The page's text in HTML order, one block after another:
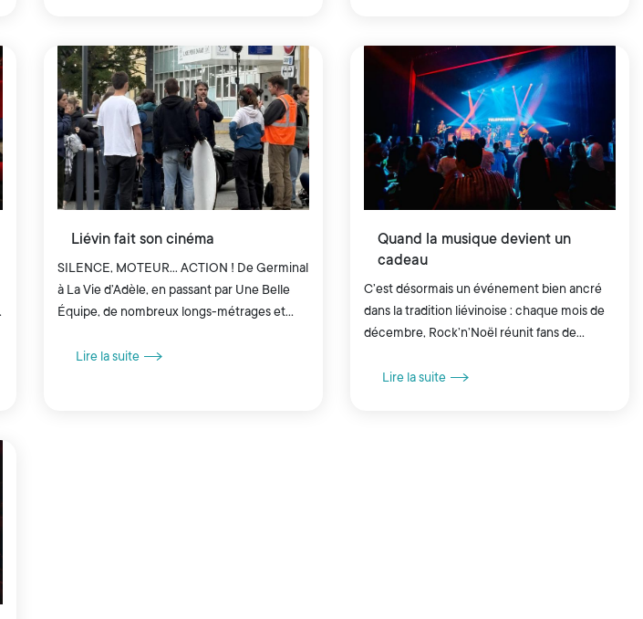
Liévin fait son cinéma
SILENCE, MOTEUR... ACTION ! De Germinal
à La Vie d’Adèle, en passant par Une Belle
Équipe, de nombreux longs-métrages et
véritable engouement...
Lire la suite
Quand la musique devient un
cadeau
C’est désormais un événement bien ancré
dans la tradition liévinoise : chaque mois de
décembre, Rock’n’Noël réunit fans de
festive, chaleureuse et...
Lire la suite